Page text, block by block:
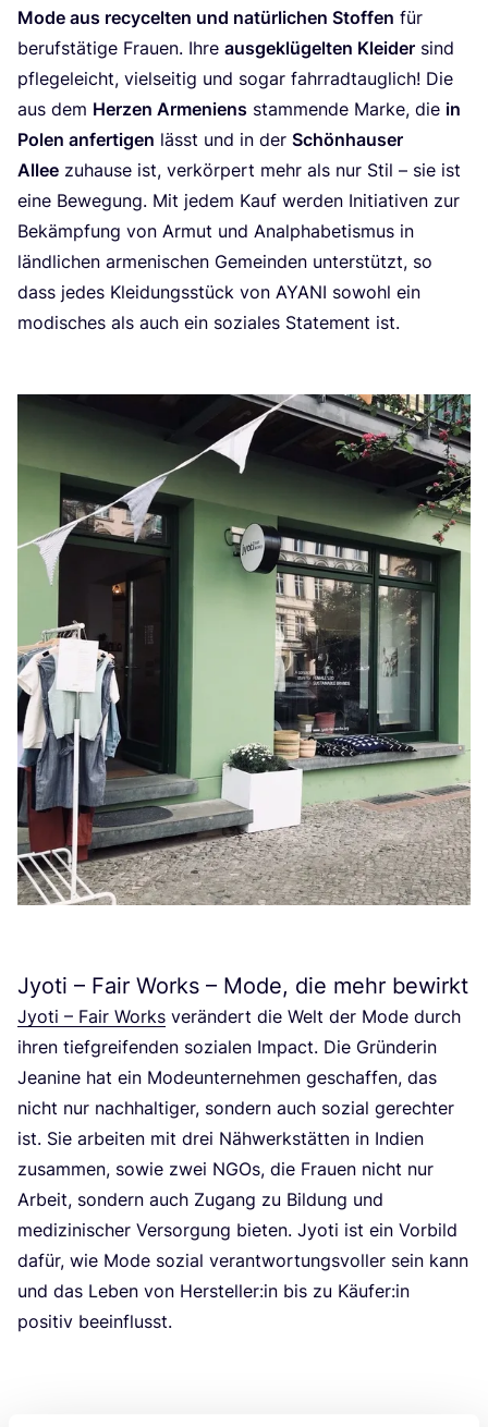
Mode aus recy­cel­ten und natür­li­chen Stof­fen für
berufs­tä­ti­ge Frau­en. Ihre aus­ge­klü­gel­ten Klei­der sind
pfle­ge­leicht, viel­sei­tig und sogar fahr­rad­taug­lich! Die
aus dem Her­zen Arme­ni­ens stam­men­de Mar­ke, die in
Polen anfer­ti­gen lässt und in der Schön­hau­ser
Allee zuhau­se ist, ver­kör­pert mehr als nur Stil – sie ist
eine Bewe­gung. Mit jedem Kauf wer­den Initia­ti­ven zur
Bekämp­fung von Armut und Analpha­be­tis­mus in
länd­li­chen arme­ni­schen Gemein­den unter­stützt, so
dass jedes Klei­dungs­stück von AYA­NI sowohl ein
modi­sches als auch ein sozia­les State­ment ist.
Jyoti – Fair Works – Mode, die mehr bewirkt
Jyo­ti – Fair Works ver­än­dert die Welt der Mode durch
ihren tief­grei­fen­den sozia­len Impact. Die Grün­de­rin
Jea­ni­ne hat ein Mode­un­ter­neh­men geschaf­fen, das
nicht nur nach­hal­ti­ger, son­dern auch sozi­al gerech­ter
ist. Sie arbei­ten mit drei Näh­werk­stät­ten in Indi­en
zusam­men, sowie zwei NGOs, die Frau­en nicht nur
Arbeit, son­dern auch Zugang zu Bil­dung und
medi­zi­ni­scher Ver­sor­gung bie­ten. Jyo­ti ist ein Vor­bild
dafür, wie Mode sozi­al ver­ant­wor­tungs­vol­ler sein kann
und das Leben von Hersteller:in bis zu Käufer:in
posi­tiv beein­flusst.